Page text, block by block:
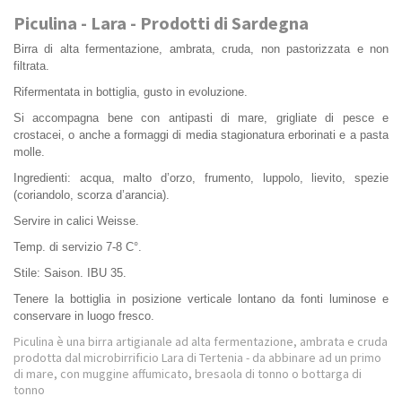
Piculina - Lara - Prodotti di Sardegna
Birra di alta fermentazione, ambrata, cruda, non pastorizzata e non
filtrata.
Rifermentata in bottiglia, gusto in evoluzione.
Si accompagna bene con antipasti di mare, grigliate di pesce e
crostacei, o anche a formaggi di media stagionatura erborinati e a pasta
molle.
Ingredienti: acqua, malto d’orzo, frumento, luppolo, lievito, spezie
(coriandolo, scorza d’arancia).
Servire in calici Weisse.
Temp. di servizio 7-8 C°.
Stile: Saison. IBU 35.
Tenere la bottiglia in posizione verticale lontano da fonti luminose e
conservare in luogo fresco.
Piculina è una birra artigianale ad alta fermentazione, ambrata e cruda
prodotta dal microbirrificio Lara di Tertenia - da abbinare ad un primo
di mare, con muggine affumicato, bresaola di tonno o bottarga di
tonno